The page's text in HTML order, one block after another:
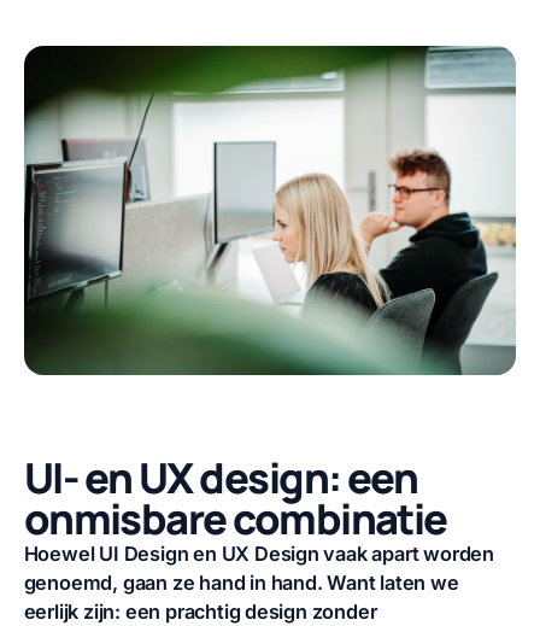
UI- en UX design: een
onmisbare combinatie
Hoewel UI Design en UX Design vaak apart worden
genoemd, gaan ze hand in hand. Want laten we
eerlijk zijn: een prachtig design zonder